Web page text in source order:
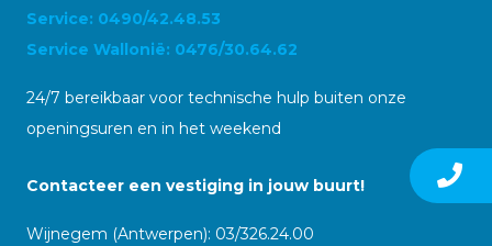
Service: 0490/42.48.53
Service Wallonië: 0476/30.64.62
24/7 bereikbaar voor technische hulp buiten onze
openingsuren en in het weekend
Contacteer een vestiging in jouw buurt!
Wijnegem (Antwerpen): 03/326.24.00